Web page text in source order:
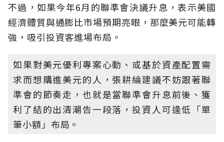
不過，如果今年6月的聯準會決議升息，表示美國
經濟體質與通膨比市場預期亮眼，那麼美元可能轉
強，吸引投資客進場布局。
如果對美元優利專案心動、或基於資產配置需
求而想購進美元的人，張耕綸建議不妨跟著聯
準會的節奏走，也就是當聯準會升息前後、獲
利了結的出清潮告一段落，投資人可逢低「單
筆小額」布局。